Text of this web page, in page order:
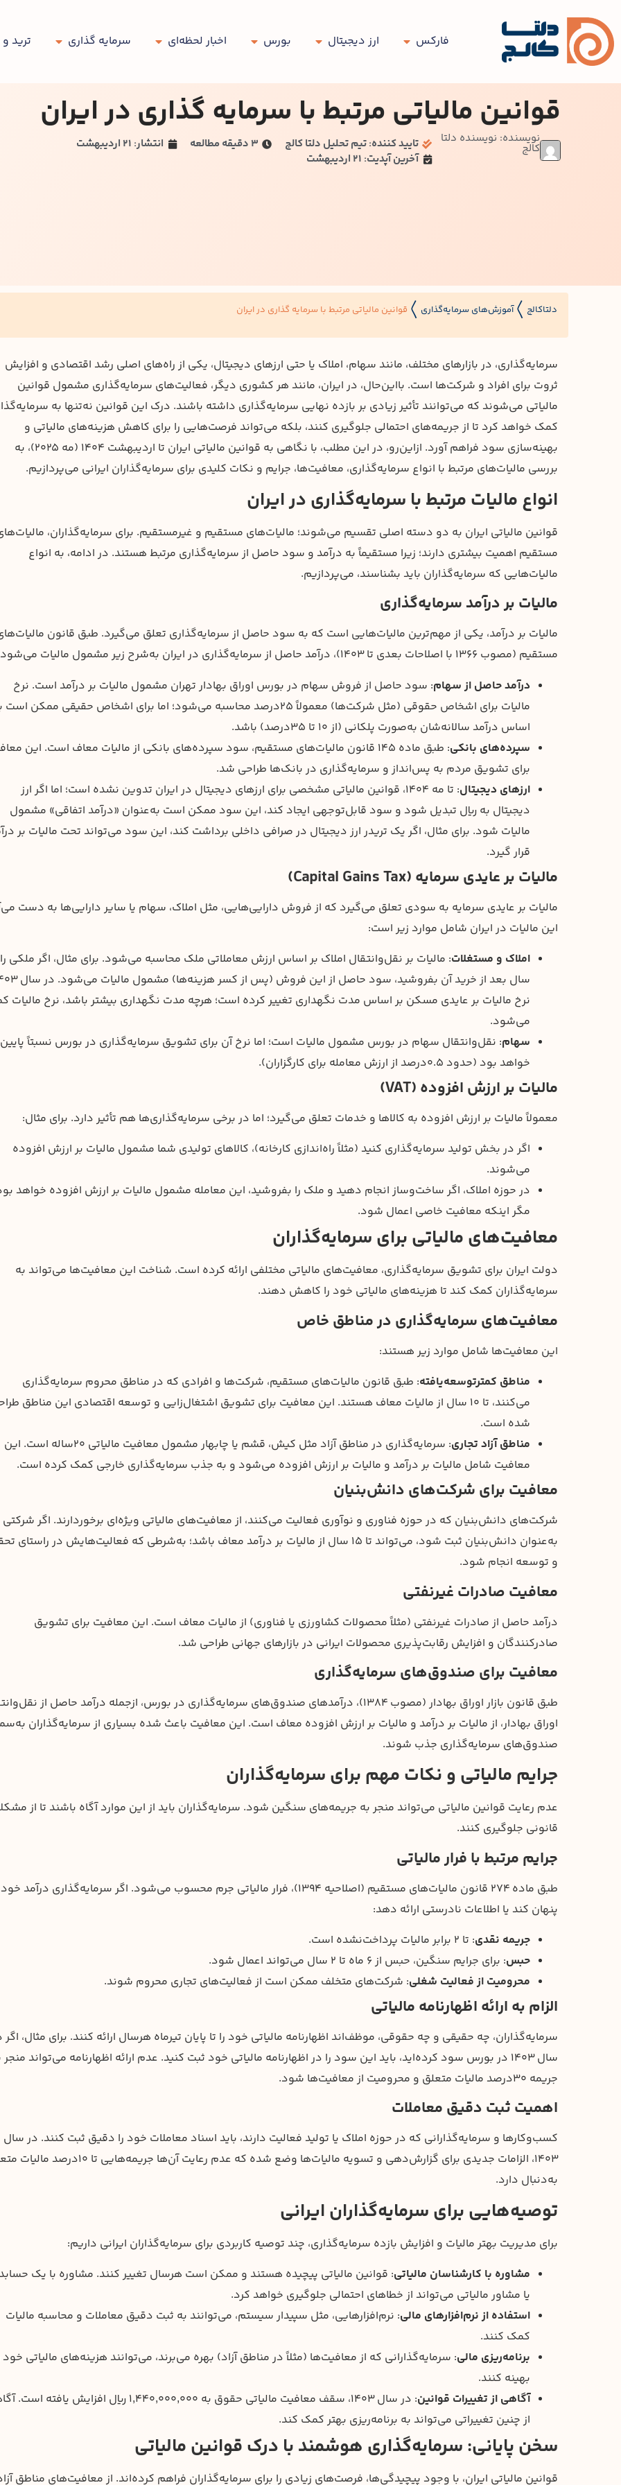
فارکس ارز دیجیتال بورس اخبار لحظه‌ای سرمایه گذاری ترید
قوانین مالیاتی مرتبط با سرمایه‌ گذاری در ایران
نویسنده: نویسنده دلتا
کالج تایید کننده: تیم تحلیل دلتا کالج ۳ دقیقه مطالعه
انتشار: 21 اردیبهشت
آخرین آپدیت: 21 اردیبهشت
دلتاکالج آموزش‌های سرمایه‌گذاری قوانین مالیاتی مرتبط با سرمایه‌ گذاری در ایران
سرمایه‌گذاری، در بازارهای مختلف، مانند سهام، املاک یا حتی ارزهای دیجیتال، یکی از راه‌های اصلی رشد اقتصادی و افزایش
ثروت برای افراد و شرکت‌ها است. بااین‌حال، در ایران، مانند هر کشوری دیگر، فعالیت‌های سرمایه‌گذاری مشمول قوانین
مالیاتی می‌شوند که می‌توانند تأثیر زیادی بر بازده نهایی سرمایه‌گذاری داشته باشند. درک این قوانین نه‌تنها به
کمک خواهد کرد تا از جریمه‌های احتمالی جلوگیری کنند، بلکه می‌تواند فرصت‌هایی را برای کاهش هزینه‌های مالیاتی و
بهینه‌سازی سود فراهم آورد. ازاین‌رو، در این مطلب، با نگاهی به قوانین مالیاتی ایران تا اردیبهشت ۱۴۰۴ (مه ۲۰۲۵)، به
بررسی مالیات‌های مرتبط با انواع سرمایه‌گذاری، معافیت‌ها، جرایم و نکات کلیدی برای سرمایه‌گذاران ایرانی می‌پردازیم.
انواع مالیات مرتبط با سرمایه‌گذاری در ایران
قوانین مالیاتی ایران به دو دسته اصلی تقسیم می‌شوند؛ مالیات‌های مستقیم و غیرمستقیم. برای سرمایه‌گذاران،
مستقیم اهمیت بیشتری دارند؛ زیرا مستقیماً به درآمد و سود حاصل از سرمایه‌گذاری مرتبط هستند. در ادامه، به انواع
مالیات‌هایی که سرمایه‌گذاران باید بشناسند، می‌پردازیم.
مالیات بر درآمد سرمایه‌گذاری
مالیات بر درآمد، یکی از مهم‌ترین مالیات‌هایی است که به سود حاصل از سرمایه‌گذاری تعلق می‌گیرد. طبق قانون
مستقیم (مصوب ۱۳۶۶ با اصلاحات بعدی تا ۱۴۰۳)، درآمد حاصل از سرمایه‌گذاری در ایران به‌شرح زیر مشمول مالیات می‌شود:
درآمد حاصل از سهام: سود حاصل از فروش سهام در بورس اوراق بهادار تهران مشمول مالیات بر درآمد است. نرخ
مالیات برای اشخاص حقوقی (مثل شرکت‌ها) معمولاً ۲۵درصد محاسبه می‌شود؛ اما برای اشخاص حقیقی ممکن
اساس درآمد سالانه‌شان به‌صورت پلکانی (از ۱۰ تا ۳۵درصد) باشد.
سپرده‌های بانکی
: طبق ماده ۱۴۵ قانون مالیات‌های مستقیم، سود سپرده‌های بانکی از مالیات معاف است. این
برای تشویق مردم به پس‌انداز و سرمایه‌گذاری در بانک‌ها طراحی شد.
ارزهای دیجیتال
: تا مه ۱۴۰۴، قوانین مالیاتی مشخصی برای ارزهای دیجیتال در ایران تدوین نشده است؛ اما اگر ارز
دیجیتال به ریال تبدیل شود و سود قابل‌توجهی ایجاد کند، این سود ممکن است به‌عنوان «درآمد اتفاقی» مشمول
مالیات شود. برای مثال، اگر یک تریدر ارز دیجیتال در صرافی داخلی برداشت کند، این سود می‌تواند تحت مالیات بر
قرار گیرد.
مالیات بر عایدی سرمایه (Capital Gains Tax)
مالیات بر عایدی سرمایه به سودی تعلق می‌گیرد که از فروش دارایی‌هایی، مثل املاک، سهام یا سایر دارایی‌ها به دست
این مالیات در ایران شامل موارد زیر است:
املاک و مستغلات
نرخ مالیات بر عایدی مسکن بر اساس مدت نگهداری تغییر کرده است؛ هرچه مدت نگهداری بیشتر باشد، نرخ مالیات
می‌شود.
سهام: نقل‌وانتقال سهام در بورس مشمول مالیات است؛ اما نرخ آن برای تشویق سرمایه‌گذاری در بورس نسبتاً پایین
خواهد بود (حدود ۰.۵درصد از ارزش معامله برای کارگزاران).
مالیات بر ارزش افزوده (VAT)
معمولاً مالیات بر ارزش افزوده به کالاها و خدمات تعلق می‌گیرد؛ اما در برخی سرمایه‌گذاری‌ها هم تأثیر دارد. برای مثال:
اگر در بخش تولید سرمایه‌گذاری کنید (مثلاً راه‌اندازی کارخانه)، کالاهای تولیدی شما مشمول مالیات بر ارزش افزوده
می‌شوند.
در حوزه املاک، اگر ساخت‌وساز انجام دهید و ملک را بفروشید، این معامله مشمول مالیات بر ارزش افزوده خواهد
مگر اینکه معافیت خاصی اعمال شود.
معافیت‌های مالیاتی برای سرمایه‌گذاران
دولت ایران برای تشویق سرمایه‌گذاری، معافیت‌های مالیاتی مختلفی ارائه کرده است. شناخت این معافیت‌ها می‌تواند به
سرمایه‌گذاران کمک کند تا هزینه‌های مالیاتی خود را کاهش دهند.
معافیت‌های سرمایه‌گذاری در مناطق خاص
این معافیت‌ها شامل موارد زیر هستند:
مناطق کمترتوسعه‌یافته: طبق قانون مالیات‌های مستقیم، شرکت‌ها و افرادی که در مناطق محروم سرمایه‌گذاری
می‌کنند، تا ۱۰ سال از مالیات معاف هستند. این معافیت برای تشویق اشتغال‌زایی و توسعه اقتصادی این مناطق
شده است.
مناطق آزاد تجاری
: سرمایه‌گذاری در مناطق آزاد مثل کیش، قشم یا چابهار مشمول معافیت مالیاتی ۲۰ساله است. این
معافیت شامل مالیات بر درآمد و مالیات بر ارزش افزوده می‌شود و به جذب سرمایه‌گذاری خارجی کمک کرده است.
معافیت برای شرکت‌های دانش‌بنیان
شرکت‌های دانش‌بنیان که در حوزه فناوری و نوآوری فعالیت می‌کنند، از معافیت‌های مالیاتی ویژه‌ای برخوردارند. اگر شرکتی
به‌عنوان دانش‌بنیان ثبت شود، می‌تواند تا ۱۵ سال از مالیات بر درآمد معاف باشد؛ به‌شرطی که فعالیت‌هایش در راستای
و توسعه انجام شود.
معافیت صادرات غیرنفتی
درآمد حاصل از صادرات غیرنفتی (مثلاً محصولات کشاورزی یا فناوری) از مالیات معاف است. این معافیت برای تشویق
صادرکنندگان و افزایش رقابت‌پذیری محصولات ایرانی در بازارهای جهانی طراحی شد.
معافیت برای صندوق‌های سرمایه‌گذاری
طبق قانون بازار اوراق بهادار (مصوب ۱۳۸۴)، درآمدهای صندوق‌های سرمایه‌گذاری در بورس، ازجمله درآمد حاصل از
اوراق بهادار، از مالیات بر درآمد و مالیات بر ارزش افزوده معاف است. این معافیت باعث شده بسیاری از سرمایه‌گذاران
صندوق‌های سرمایه‌گذاری جذب شوند.
جرایم مالیاتی و نکات مهم برای سرمایه‌گذاران
عدم رعایت قوانین مالیاتی می‌تواند منجر به جریمه‌های سنگین شود. سرمایه‌گذاران باید از این موارد آگاه باشند تا از
قانونی جلوگیری کنند.
جرایم مرتبط با فرار مالیاتی
طبق ماده ۲۷۴ قانون مالیات‌های مستقیم (اصلاحیه ۱۳۹۴)، فرار مالیاتی جرم محسوب می‌شود. اگر سرمایه‌گذاری درآمد
پنهان کند یا اطلاعات نادرستی ارائه دهد:
جریمه نقدی: تا ۲ برابر مالیات پرداخت‌نشده است.
حبس: برای جرایم سنگین، حبس از ۶ ماه تا ۲ سال می‌تواند اعمال شود.
محرومیت از فعالیت شغلی: شرکت‌های متخلف ممکن است از فعالیت‌های تجاری محروم شوند.
الزام به ارائه اظهارنامه مالیاتی
سرمایه‌گذاران، چه حقیقی و چه حقوقی، موظف‌اند اظهارنامه مالیاتی خود را تا پایان تیرماه هرسال ارائه کنند. برای مثال، اگر
سال ۱۴۰۳ در بورس سود کرده‌اید، باید این سود را در اظهارنامه مالیاتی خود ثبت کنید. عدم ارائه اظهارنامه می‌تواند منجر
جریمه ۳۰درصد مالیات متعلق و محرومیت از معافیت‌ها شود.
اهمیت ثبت دقیق معاملات
کسب‌وکارها و سرمایه‌گذارانی که در حوزه املاک یا تولید فعالیت دارند، باید اسناد معاملات خود را دقیق ثبت کنند. در سال
۱۴۰۳، الزامات جدیدی برای گزارش‌دهی و تسویه مالیات‌ها وضع شده که عدم رعایت آن‌ها جریمه‌هایی تا
به‌دنبال دارد.
توصیه‌هایی برای سرمایه‌گذاران ایرانی
برای مدیریت بهتر مالیات و افزایش بازده سرمایه‌گذاری، چند توصیه کاربردی برای سرمایه‌گذاران ایرانی داریم:
مشاوره با کارشناسان مالیاتی: قوانین مالیاتی پیچیده هستند و ممکن است هرسال تغییر کنند. مشاوره با یک
یا مشاور مالیاتی می‌تواند از خطاهای احتمالی جلوگیری خواهد کرد.
استفاده از نرم‌افزارهای مالی: نرم‌افزارهایی، مثل سپیدار سیستم، می‌توانند به ثبت دقیق معاملات و محاسبه مالیات
کمک کنند.
برنامه‌ریزی مالی: سرمایه‌گذارانی که از معافیت‌ها (مثلاً در مناطق آزاد) بهره می‌برند، می‌توانند هزینه‌های مالیاتی خود
بهینه کنند.
آگاهی از تغییرات قوانین
: در سال ۱۴۰۳، سقف معافیت مالیاتی حقوق به ۱,۴۴۰,۰۰۰,۰۰۰ ریال افزایش یافته
از چنین تغییراتی می‌تواند به برنامه‌ریزی بهتر کمک کند.
سخن پایانی: سرمایه‌گذاری هوشمند با درک قوانین مالیاتی
قوانین مالیاتی ایران، با وجود پیچیدگی‌ها، فرصت‌های زیادی را برای سرمایه‌گذاران فراهم کرده‌اند. از معافیت‌های مناطق